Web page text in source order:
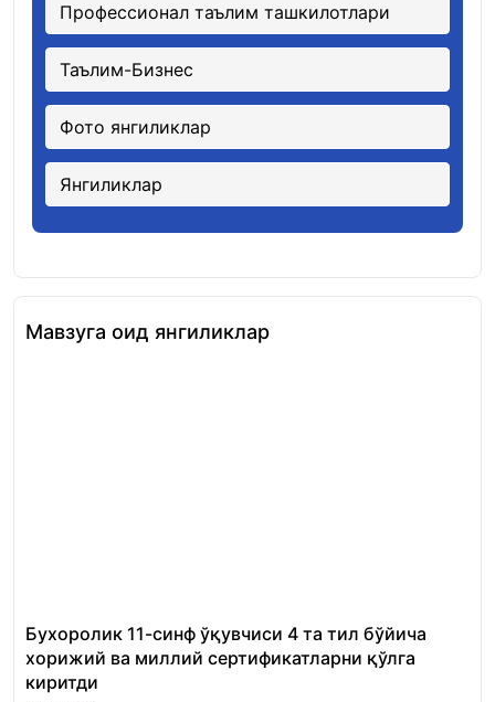
Профессионал таълим ташкилотлари
Таълим-Бизнес
Фото янгиликлар
Янгиликлар
Мавзуга оид янгиликлар
Бухоролик 11-синф ўқувчиси 4 та тил бўйича
хорижий ва миллий сертификатларни қўлга
киритди